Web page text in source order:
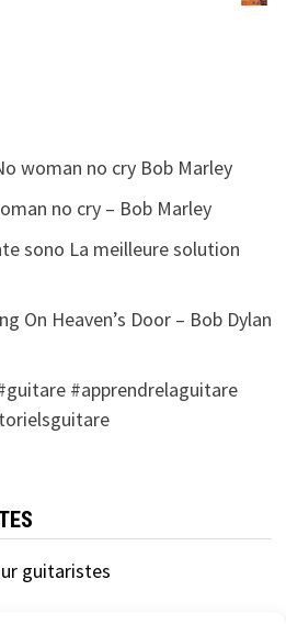
woman no cry Bob Marley
no cry – Bob Marley
sono La meilleure solution
On Heaven’s Door – Bob Dylan
#apprendrelaguitare
guitaristes